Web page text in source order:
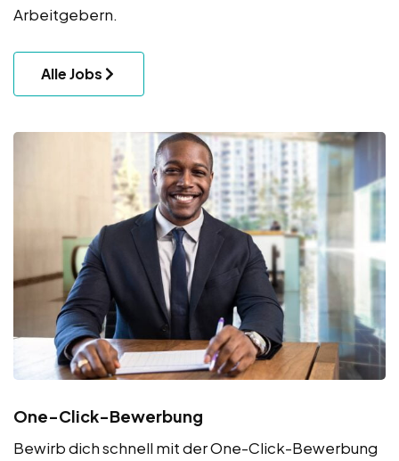
Arbeitgebern.
Alle Jobs
One-Click-Bewerbung
Bewirb dich schnell mit der One-Click-Bewerbung